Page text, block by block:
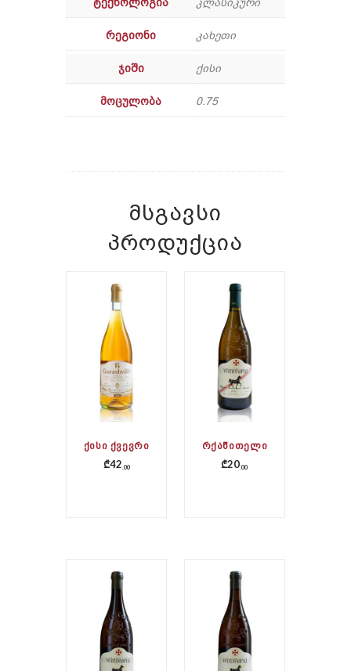
ᲠᲔᲒᲘᲝᲜᲘ კახეთი
ᲯᲘᲨᲘ ქისი
ᲛᲝᲪᲣᲚᲝᲑᲐ 0.75
ᲛᲡᲒᲐᲕᲡᲘ
ᲞᲠᲝᲓᲣᲥᲪᲘᲐ
ᲥᲘᲡᲘ ᲥᲕᲔᲕᲠᲘ
₾42 00
ᲠᲥᲐᲬᲘᲗᲔᲚᲘ
₾20 00